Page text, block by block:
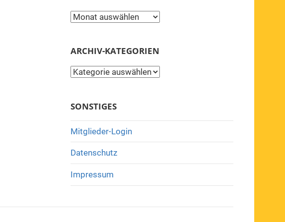
Archiv
ARCHIV-KATEGORIEN
Archiv-
SONSTIGES
Mitglieder-Login
Datenschutz
Impressum